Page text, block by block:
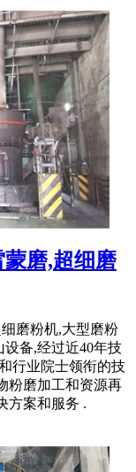
磨,超细磨
磨粉机,大型磨粉
备,经过近40年技
行业院士领衔的技
粉磨加工和资源再
方案和服务 .